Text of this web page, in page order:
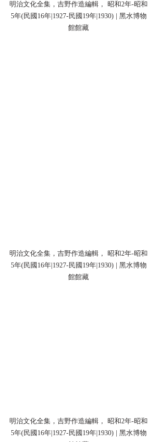
明治文化全集，吉野作造編輯， 昭和2年-昭和
5年(民國16年|1927-民國19年|1930) | 黑水博物
館館藏
明治文化全集，吉野作造編輯， 昭和2年-昭和
5年(民國16年|1927-民國19年|1930) | 黑水博物
館館藏
明治文化全集，吉野作造編輯， 昭和2年-昭和
5年(民國16年|1927-民國19年|1930) | 黑水博物